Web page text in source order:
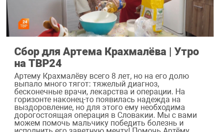
Сбор для Артема Крахмалёва | Утро
на ТВР24
Артему Крахмалёву всего 8 лет, но на его долю
выпало много тягот: тяжелый диагноз,
бесконечные врачи, лекарства и операции. На
горизонте наконец-то появилась надежда на
выздоровление, но для этого ему необходима
дорогостоящая операция в Словакии. Мы с вами
можем помочь мальчику победить болезнь и